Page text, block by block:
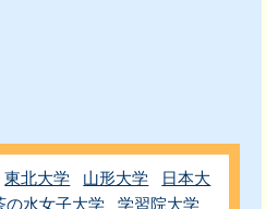
東北大学 山形大学
日本大
の水女子大学
学習院大学